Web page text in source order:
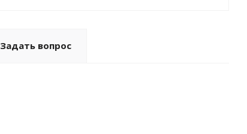
Задать вопрос